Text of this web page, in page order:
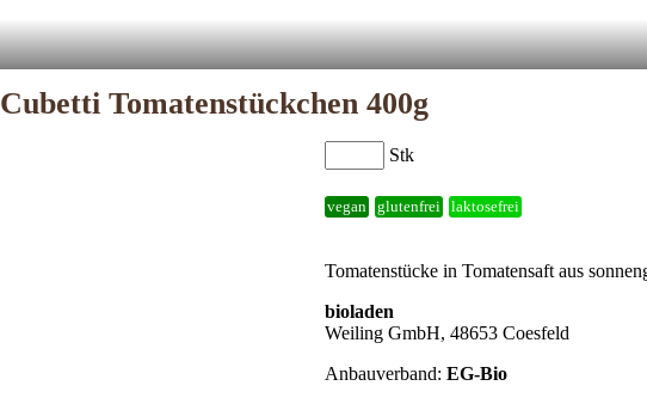
Cubetti Tomatenstückchen 400g
Stk
vegan glutenfrei laktosefrei
Tomatenstücke in Tomatensaft aus
bioladen
Weiling GmbH, 48653 Coesfeld
Anbauverband: EG-Bio